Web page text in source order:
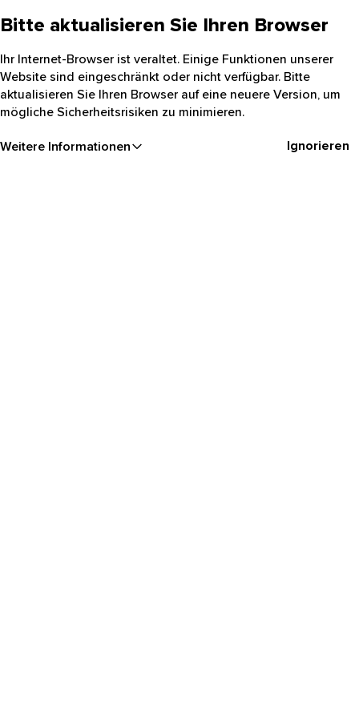
Bitte aktualisieren Sie Ihren Browser
Ihr Internet-Browser ist veraltet. Einige Funktionen unserer
Website sind eingeschränkt oder nicht verfügbar. Bitte
aktualisieren Sie Ihren Browser auf eine neuere Version, um
mögliche Sicherheitsrisiken zu minimieren.
Weitere Informationen Ignorieren